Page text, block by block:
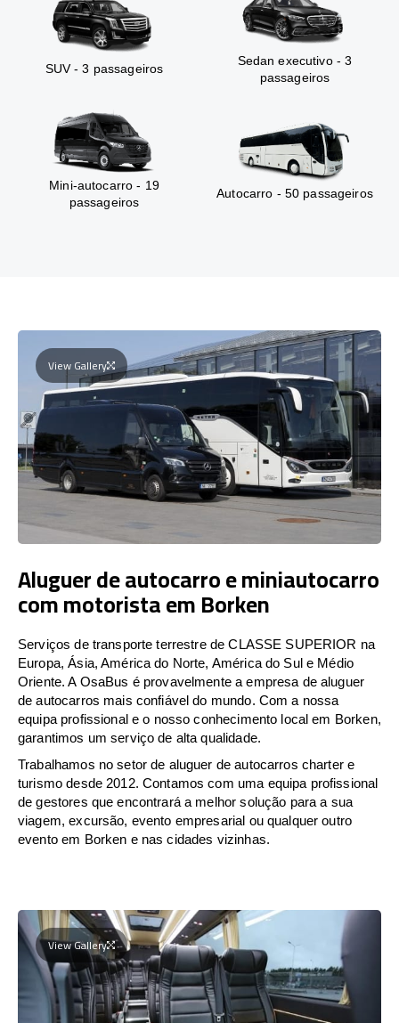
SUV - 3 passageiros
Sedan executivo - 3
passageiros
Mini-autocarro - 19
passageiros
Autocarro - 50 passageiros
View Gallery
Aluguer de autocarro e miniautocarro
com motorista em Borken
Serviços de transporte terrestre de CLASSE SUPERIOR na
Europa, Ásia, América do Norte, América do Sul e Médio
Oriente. A OsaBus é provavelmente a empresa de aluguer
de autocarros mais confiável do mundo. Com a nossa
equipa profissional e o nosso conhecimento local em Borken,
garantimos um serviço de alta qualidade.
Trabalhamos no setor de aluguer de autocarros charter e
turismo desde 2012. Contamos com uma equipa profissional
de gestores que encontrará a melhor solução para a sua
viagem, excursão, evento empresarial ou qualquer outro
evento em Borken e nas cidades vizinhas.
View Gallery